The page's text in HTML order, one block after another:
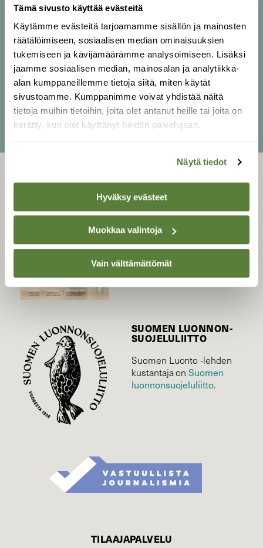
Tämä sivusto käyttää evästeitä
Käytämme evästeitä tarjoamamme sisällön ja mainosten
räätälöimiseen, sosiaalisen median ominaisuuksien
tukemiseen ja kävijämäärämme analysoimiseen. Lisäksi
jaamme sosiaalisen median, mainosalan ja analytiikka-
alan kumppaneillemme tietoja siitä, miten käytät
sivustoamme. Kumppanimme voivat yhdistää näitä
tietoja muihin tietoihin, joita olet antanut heille tai joita on
kerätty, kun olet käyttänyt heidän palvelujaan.
Näytä tiedot
Hyväksy evästeet
Muokkaa valintoja
Vain välttämättömät
Hups! Emme löytäneet lomakettasi.
LEHTI
Uusin lehti
Tilaa digilukuoikeus
SUOMEN LUONNON­
SUOJELU­LIITTO
Suomen Luonto -lehden
kustantaja onSuomen
luonnonsuojelu­liitto.
TILAAJAPALVELU